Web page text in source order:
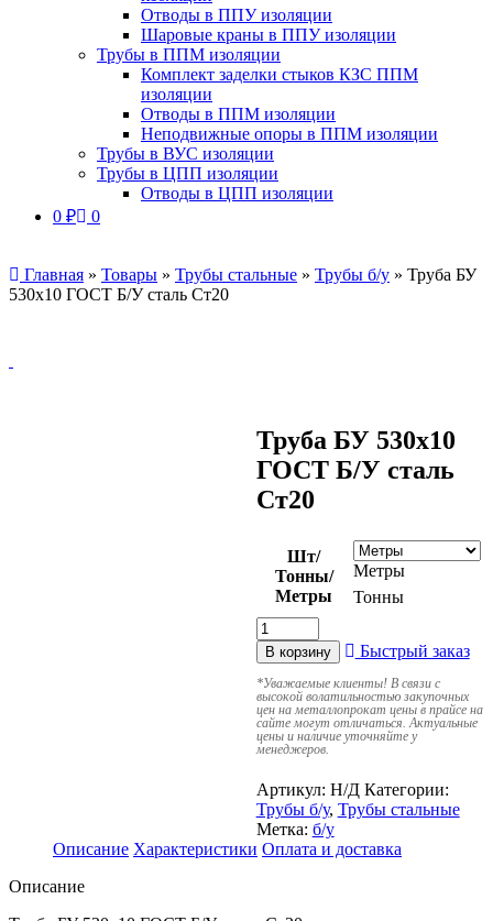
Отводы в ППУ изоляции
Шаровые краны в ППУ изоляции
Трубы в ППМ изоляции
Комплект заделки стыков КЗС ППМ
изоляции
Отводы в ППМ изоляции
Неподвижные опоры в ППМ изоляции
Трубы в ВУС изоляции
Трубы в ЦПП изоляции
Отводы в ЦПП изоляции
0 ₽ 0
Главная » Товары » Трубы стальные » Трубы б/у » Труба БУ
530х10 ГОСТ Б/У сталь Ст20
Труба БУ 530х10
ГОСТ Б/У сталь
Ст20
Шт/
Тонны/
Метры
Метры
Тонны
В корзину Быстрый заказ
*Уважаемые клиенты! В связи с
высокой волатильностью закупочных
цен на металлопрокат цены в прайсе на
сайте могут отличаться. Актуальные
цены и наличие уточняйте у
менеджеров.
Артикул: Н/Д Категории:
Трубы б/у, Трубы стальные
Метка: б/у
Описание Характеристики Оплата и доставка
Описание